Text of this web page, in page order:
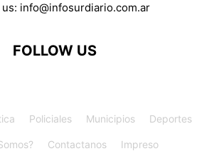
info@infosurdiario.com.ar
FOLLOW US
Policiales Municipios Deportes
Contactanos Impreso